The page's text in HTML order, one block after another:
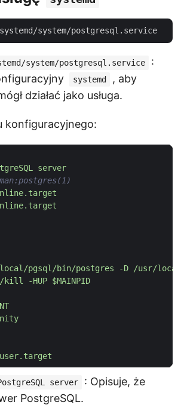
system/postgresql.service
:
systemd
, aby
działać jako usługa.
konfiguracyjnego:
server
pgsql/bin/postgres -D /usr/
-HUP $MAINPID
server
: Opisuje, że
PostgreSQL.